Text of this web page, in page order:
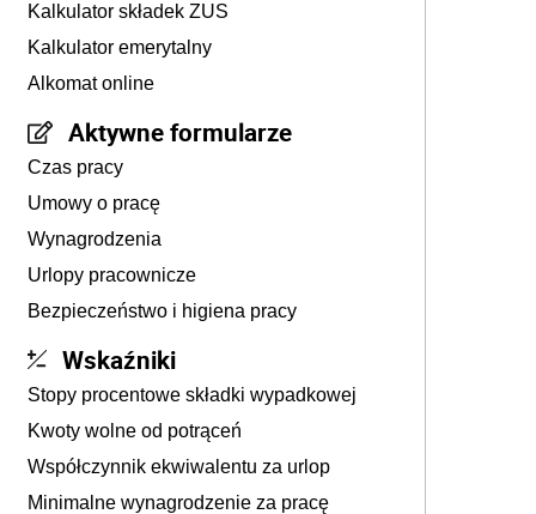
Kalkulator składek ZUS
Kalkulator emerytalny
Alkomat online
Aktywne formularze
Czas pracy
Umowy o pracę
Wynagrodzenia
Urlopy pracownicze
Bezpieczeństwo i higiena pracy
Wskaźniki
Stopy procentowe składki wypadkowej
Kwoty wolne od potrąceń
Współczynnik ekwiwalentu za urlop
Minimalne wynagrodzenie za pracę